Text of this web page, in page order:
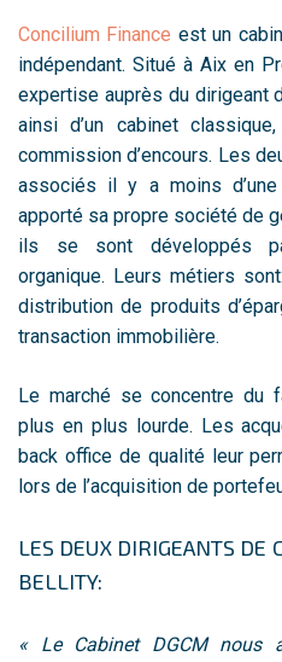
Concilium Finance est un
indépendant. Situé à Aix en
expertise auprès du dirigeant
ainsi d’un cabinet
commission d’encours. Les
associés il y a moins d’une
apporté sa propre société de
ils se sont développés
organique. Leurs métiers
distribution de produits
transaction immobilière.
Le marché se concentre du
plus en plus lourde. Les
back office de qualité leur
lors de l’acquisition de
LES DEUX DIRIGEANTS DE
BELLITY:
« Le Cabinet DGCM nous